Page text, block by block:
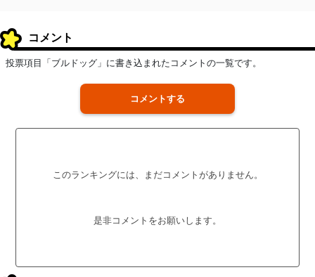
コメント
投票項目「ブルドッグ」に書き込まれたコメントの一覧です。
コメントする
このランキングには、まだコメントがありません。
是非コメントをお願いします。